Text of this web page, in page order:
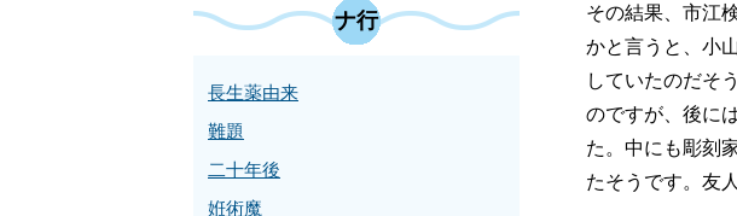
その結果、市江
かと言うと、小
していたのだそ
のですが、後に
た。中にも彫刻
たそうです。友
ナ行
長生薬由来
難題
二十年後
姙術魔